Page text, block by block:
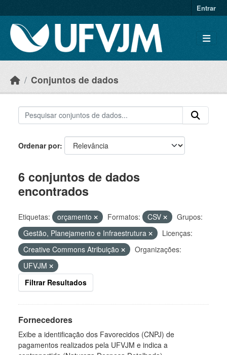
Entrar
Conjuntos de dados
Ordenar por
6 conjuntos de dados
encontrados
Etiquetas: orçamento Formatos: CSV
Grupos:
Gestão, Planejamento e Infraestrutura
Licenças:
Creative Commons Atribuição
Organizações:
UFVJM
Filtrar Resultados
Fornecedores
Exibe a identificação dos Favorecidos (CNPJ) de
pagamentos realizados pela UFVJM e indica a